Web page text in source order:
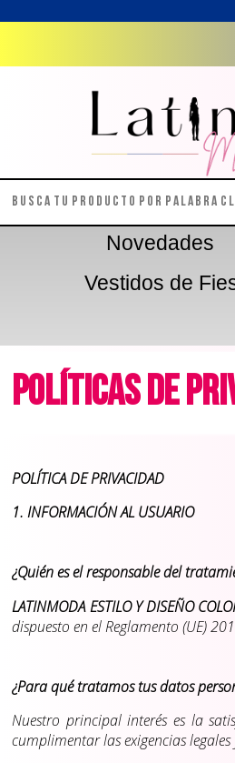
Novedades
Vestidos de
Políticas de
POLÍTICA DE PRIVACIDAD
1. INFORMACIÓN AL USUARIO
¿Quién es el responsable del
LATINMODA ESTILO Y DISEÑO
dispuesto en el Reglamento (UE)
¿Para qué tratamos tus datos
Nuestro principal interés es la
cumplimentar las exigencias